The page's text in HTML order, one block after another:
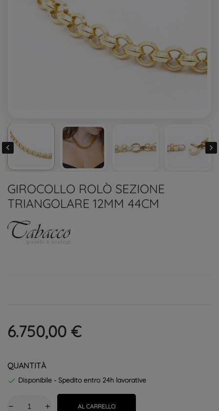
 
GIROCOLLO ROLÒ SEZIONE
TRIANGOLARE 12MM 44CM
6.750,00 €
QUANTITÀ
 Disponibile - Spedito entro 24h lavorative
AL CARRELLO